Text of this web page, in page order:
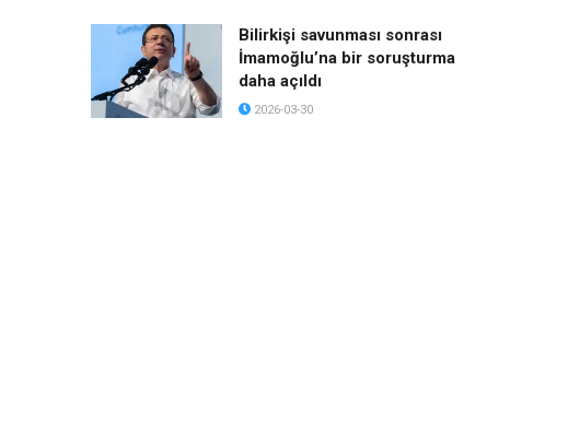
Bilirkişi savunması sonrası
İmamoğlu’na bir soruşturma
daha açıldı
2026-03-30